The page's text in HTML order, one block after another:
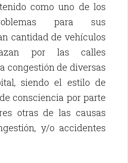
como uno de los
para sus
cantidad de vehículos
por las calles
congestión de diversas
siendo el estilo de
consciencia por parte
otras de las causas
y/o accidentes